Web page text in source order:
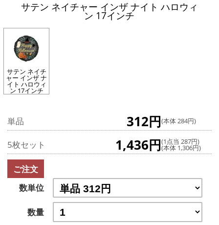
サテン ネイチャー インザ ナイト ハロウィ
ン 17インチ
サテン ネイチ
ャー インザ ナ
イト ハロウィ
ン 17インチ
単品 312円(本体 284円)
5枚セット 1,436円(1点当 287円)
(本体 1,306円)
ご注文
数単位
数量